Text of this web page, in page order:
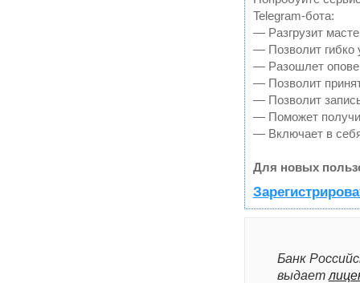
Telegram-бота:
— Разгрузит
— Позволит гибко
— Разошлет
— Позволит
— Позволит
— Поможет
— Включает в
Для новых
Банк
выдает